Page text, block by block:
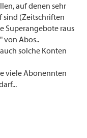
auf denen sehr
sind (Zeitschriften
Superangebote raus
von Abos..
solche Konten
viele Abonennten